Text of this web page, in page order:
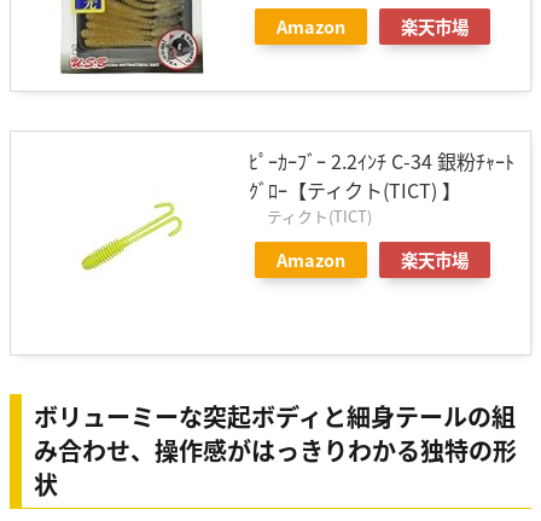
Amazon 楽天市場
ﾋﾟｰｶｰﾌﾞｰ 2.2ｲﾝﾁ C-34 銀粉ﾁｬｰﾄ
ｸﾞﾛｰ【ティクト(TICT) 】
ティクト(TICT)
Amazon 楽天市場
ボリューミーな突起ボディと細身テールの組
み合わせ、操作感がはっきりわかる独特の形
状